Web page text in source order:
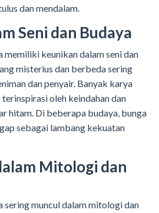
dan mendalam.
Seni dan Budaya
memiliki keunikan dalam seni dan
misterius dan berbeda sering
dan penyair. Banyak karya
terinspirasi oleh keindahan dan
hitam. Di beberapa budaya, bunga
sebagai lambang kekuatan
Mitologi dan
sering muncul dalam mitologi dan